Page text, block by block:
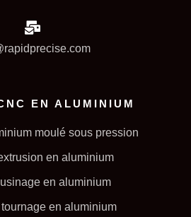
EN ALUMINIUM
moulé sous pression
en aluminium
en aluminium
en aluminium